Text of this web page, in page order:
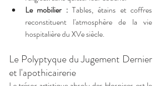
Le mobilier : Tables, étains et coffres
reconstituent l'atmosphère de la vie
hospitalière du XVe siècle.
Le Polyptyque du Jugement Dernier
et l'apothicairerie